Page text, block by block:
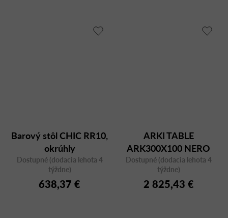
Barový stôl CHIC RR10,
okrúhly
Dostupné (dodacia lehota 4
týždne)
638,37 €
ARKI TABLE
ARK300X100 NERO
FMPNE
Dostupné (dodacia lehota 4
týždne)
2 825,43 €